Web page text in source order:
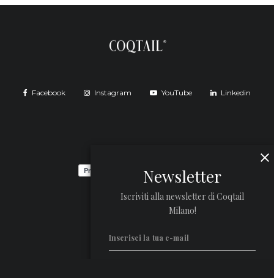
Facebook Instagram YouTube Linkedin
Newsletter
Iscriviti alla newsletter di Coqtail
Milano!